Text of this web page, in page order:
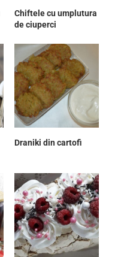
Chiftele cu umplutura
de ciuperci
Draniki din cartofi